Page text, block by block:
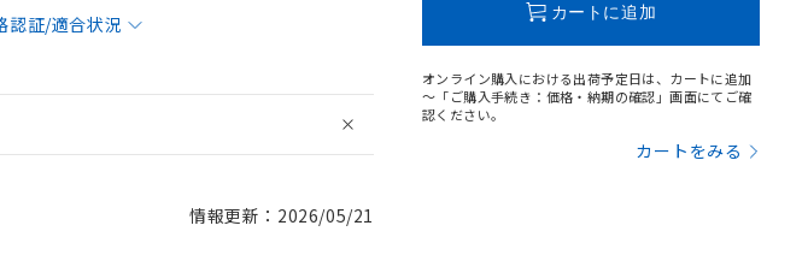
認証/適合状況
情報更新：2026/05/21
カートに追加
オンライン購入における出荷予定日は、カートに追加
～「ご購入手続き：価格・納期の確認」画面にてご確
認ください。
カートをみる